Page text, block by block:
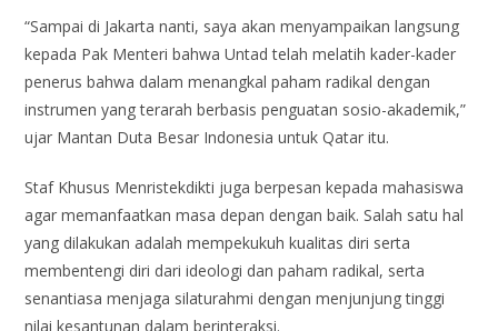
“Sampai di Jakarta nanti, saya akan menyampaikan langsung
kepada Pak Menteri bahwa Untad telah melatih kader-kader
penerus bahwa dalam menangkal paham radikal dengan
instrumen yang terarah berbasis penguatan sosio-akademik,”
ujar Mantan Duta Besar Indonesia untuk Qatar itu.
Staf Khusus Menristekdikti juga berpesan kepada mahasiswa
agar memanfaatkan masa depan dengan baik. Salah satu hal
yang dilakukan adalah mempekukuh kualitas diri serta
membentengi diri dari ideologi dan paham radikal, serta
senantiasa menjaga silaturahmi dengan menjunjung tinggi
nilai kesantunan dalam berinteraksi.